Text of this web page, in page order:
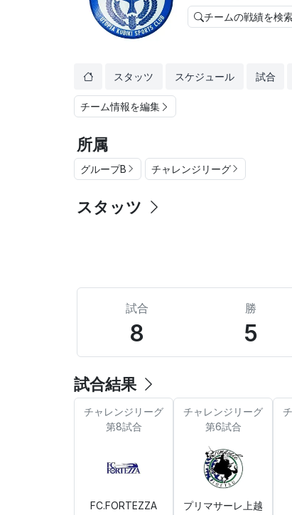
チームの戦績を検
スタッツ スケジュール 試合
チーム情報を編集
所属
グループB チャレンジリーグ
スタッツ
試合
8
勝
5
試合結果
チャレンジリーグ
第8試合
FC.FORTEZZA
チャレンジリーグ
第6試合
プリマサーレ上越